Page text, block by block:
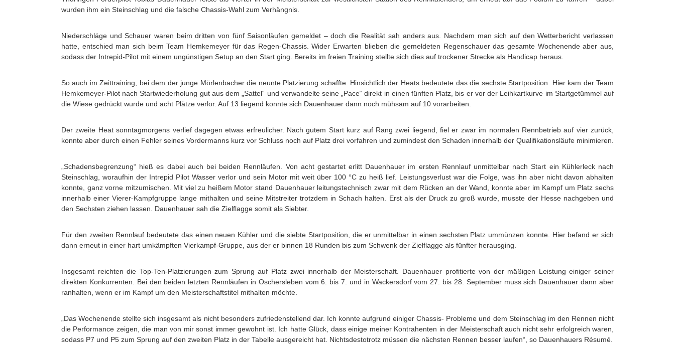
wurden ihm ein Steinschlag und die falsche Chassis-Wahl zum Verhängnis.
Niederschläge und Schauer waren beim dritten von fünf Saisonläufen gemeldet – doch die Realität sah anders aus. Nachdem man sich auf den Wetterbericht verlassen
hatte, entschied man sich beim Team Hemkemeyer für das Regen-Chassis. Wider Erwarten blieben die gemeldeten Regenschauer das gesamte Wochenende aber aus,
sodass der Intrepid-Pilot mit einem ungünstigen Setup an den Start ging. Bereits im freien Training stellte sich dies auf trockener Strecke als Handicap heraus.
So auch im Zeittraining, bei dem der junge Mörlenbacher die neunte Platzierung schaffte. Hinsichtlich der Heats bedeutete das die sechste Startposition. Hier kam der Team
Hemkemeyer-Pilot nach Startwiederholung gut aus dem „Sattel“ und verwandelte seine „Pace“ direkt in einen fünften Platz, bis er vor der Leihkartkurve im Startgetümmel auf
die Wiese gedrückt wurde und acht Plätze verlor. Auf 13 liegend konnte sich Dauenhauer dann noch mühsam auf 10 vorarbeiten.
Der zweite Heat sonntagmorgens verlief dagegen etwas erfreulicher. Nach gutem Start kurz auf Rang zwei liegend, fiel er zwar im normalen Rennbetrieb auf vier zurück,
konnte aber durch einen Fehler seines Vordermanns kurz vor Schluss noch auf Platz drei vorfahren und zumindest den Schaden innerhalb der Qualifikationsläufe minimieren.
„Schadensbegrenzung“ hieß es dabei auch bei beiden Rennläufen. Von acht gestartet erlitt Dauenhauer im ersten Rennlauf unmittelbar nach Start ein Kühlerleck nach
Steinschlag, woraufhin der Intrepid Pilot Wasser verlor und sein Motor mit weit über 100 °C zu heiß lief. Leistungsverlust war die Folge, was ihn aber nicht davon abhalten
konnte, ganz vorne mitzumischen. Mit viel zu heißem Motor stand Dauenhauer leitungstechnisch zwar mit dem Rücken an der Wand, konnte aber im Kampf um Platz sechs
innerhalb einer Vierer-Kampfgruppe lange mithalten und seine Mitstreiter trotzdem in Schach halten. Erst als der Druck zu groß wurde, musste der Hesse nachgeben und
den Sechsten ziehen lassen. Dauenhauer sah die Zielflagge somit als Siebter.
Für den zweiten Rennlauf bedeutete das einen neuen Kühler und die siebte Startposition, die er unmittelbar in einen sechsten Platz ummünzen konnte. Hier befand er sich
dann erneut in einer hart umkämpften Vierkampf-Gruppe, aus der er binnen 18 Runden bis zum Schwenk der Zielflagge als fünfter herausging.
Insgesamt reichten die Top-Ten-Platzierungen zum Sprung auf Platz zwei innerhalb der Meisterschaft. Dauenhauer profitierte von der mäßigen Leistung einiger seiner
direkten Konkurrenten. Bei den beiden letzten Rennläufen in Oschersleben vom 6. bis 7. und in Wackersdorf vom 27. bis 28. September muss sich Dauenhauer dann aber
ranhalten, wenn er im Kampf um den Meisterschaftstitel mithalten möchte.
„Das Wochenende stellte sich insgesamt als nicht besonders zufriedenstellend dar. Ich konnte aufgrund einiger Chassis- Probleme und dem Steinschlag im den Rennen nicht
die Performance zeigen, die man von mir sonst immer gewohnt ist. Ich hatte Glück, dass einige meiner Kontrahenten in der Meisterschaft auch nicht sehr erfolgreich waren,
sodass P7 und P5 zum Sprung auf den zweiten Platz in der Tabelle ausgereicht hat. Nichtsdestotrotz müssen die nächsten Rennen besser laufen“, so Dauenhauers Résumé.